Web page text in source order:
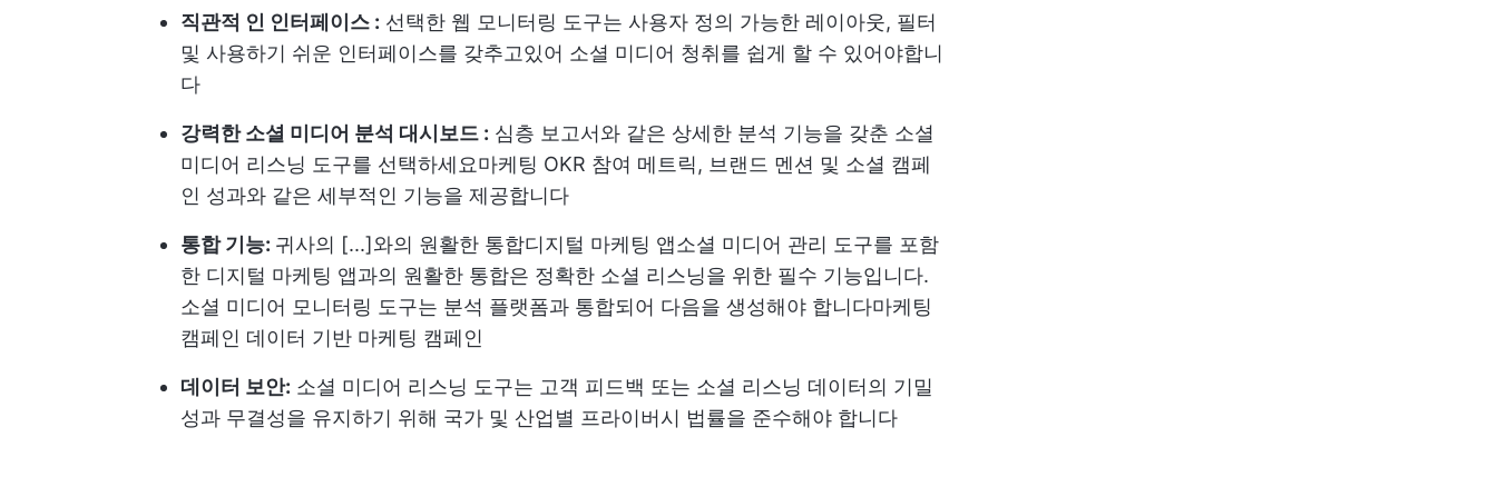
직관적 인 인터페이스 : 선택한 웹 모니터링 도구는 사용자 정의 가능한 레이아웃, 필터
및 사용하기 쉬운 인터페이스를 갖추고있어 소셜 미디어 청취를 쉽게 할 수 있어야합니
다
강력한 소셜 미디어 분석 대시보드 : 심층 보고서와 같은 상세한 분석 기능을 갖춘 소셜
미디어 리스닝 도구를 선택하세요마케팅 OKR 참여 메트릭, 브랜드 멘션 및 소셜 캠페
인 성과와 같은 세부적인 기능을 제공합니다
통합 기능: 귀사의 [...]와의 원활한 통합디지털 마케팅 앱소셜 미디어 관리 도구를 포함
한 디지털 마케팅 앱과의 원활한 통합은 정확한 소셜 리스닝을 위한 필수 기능입니다.
소셜 미디어 모니터링 도구는 분석 플랫폼과 통합되어 다음을 생성해야 합니다마케팅
캠페인 데이터 기반 마케팅 캠페인
데이터 보안: 소셜 미디어 리스닝 도구는 고객 피드백 또는 소셜 리스닝 데이터의 기밀
성과 무결성을 유지하기 위해 국가 및 산업별 프라이버시 법률을 준수해야 합니다